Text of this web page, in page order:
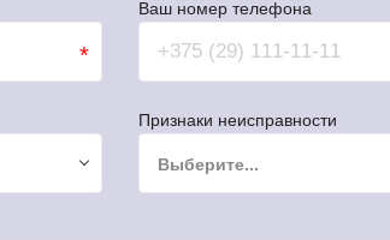
*
Ваш номер телефона
Признаки неисправности
Выберите...